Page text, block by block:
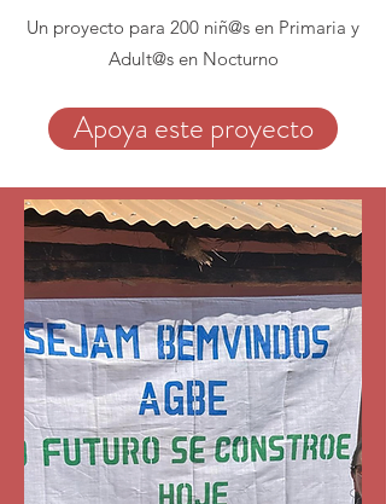
Un proyecto para 200 niñ@s en Primaria y
Adult@s en Nocturno
Apoya este proyecto